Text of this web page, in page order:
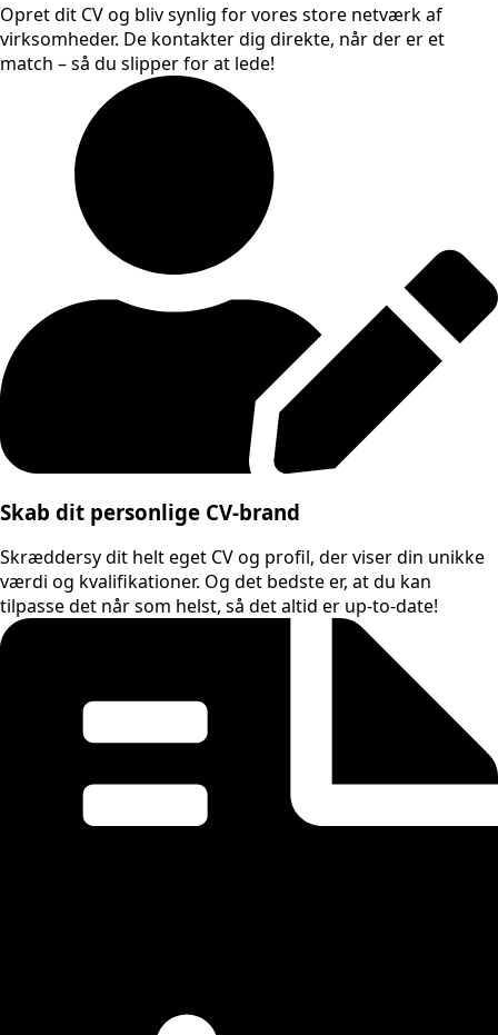
Opret dit CV og bliv synlig for vores store netværk af
virksomheder. De kontakter dig direkte, når der er et
match – så du slipper for at lede!
Skab dit personlige CV-brand
Skræddersy dit helt eget CV og profil, der viser din unikke
værdi og kvalifikationer. Og det bedste er, at du kan
tilpasse det når som helst, så det altid er up-to-date!